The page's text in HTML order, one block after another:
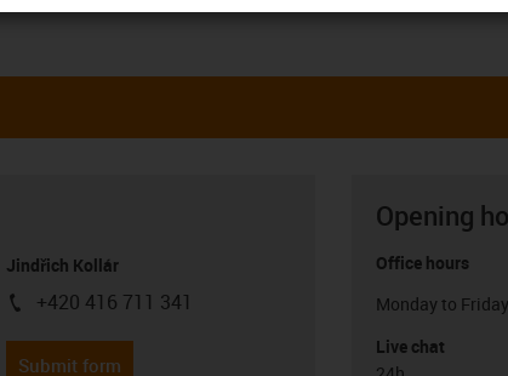
Jindřich Kollár
igus-icon-phone
+420 416 711 341
Submit form
Opening
Office hours
Monday to
Live chat